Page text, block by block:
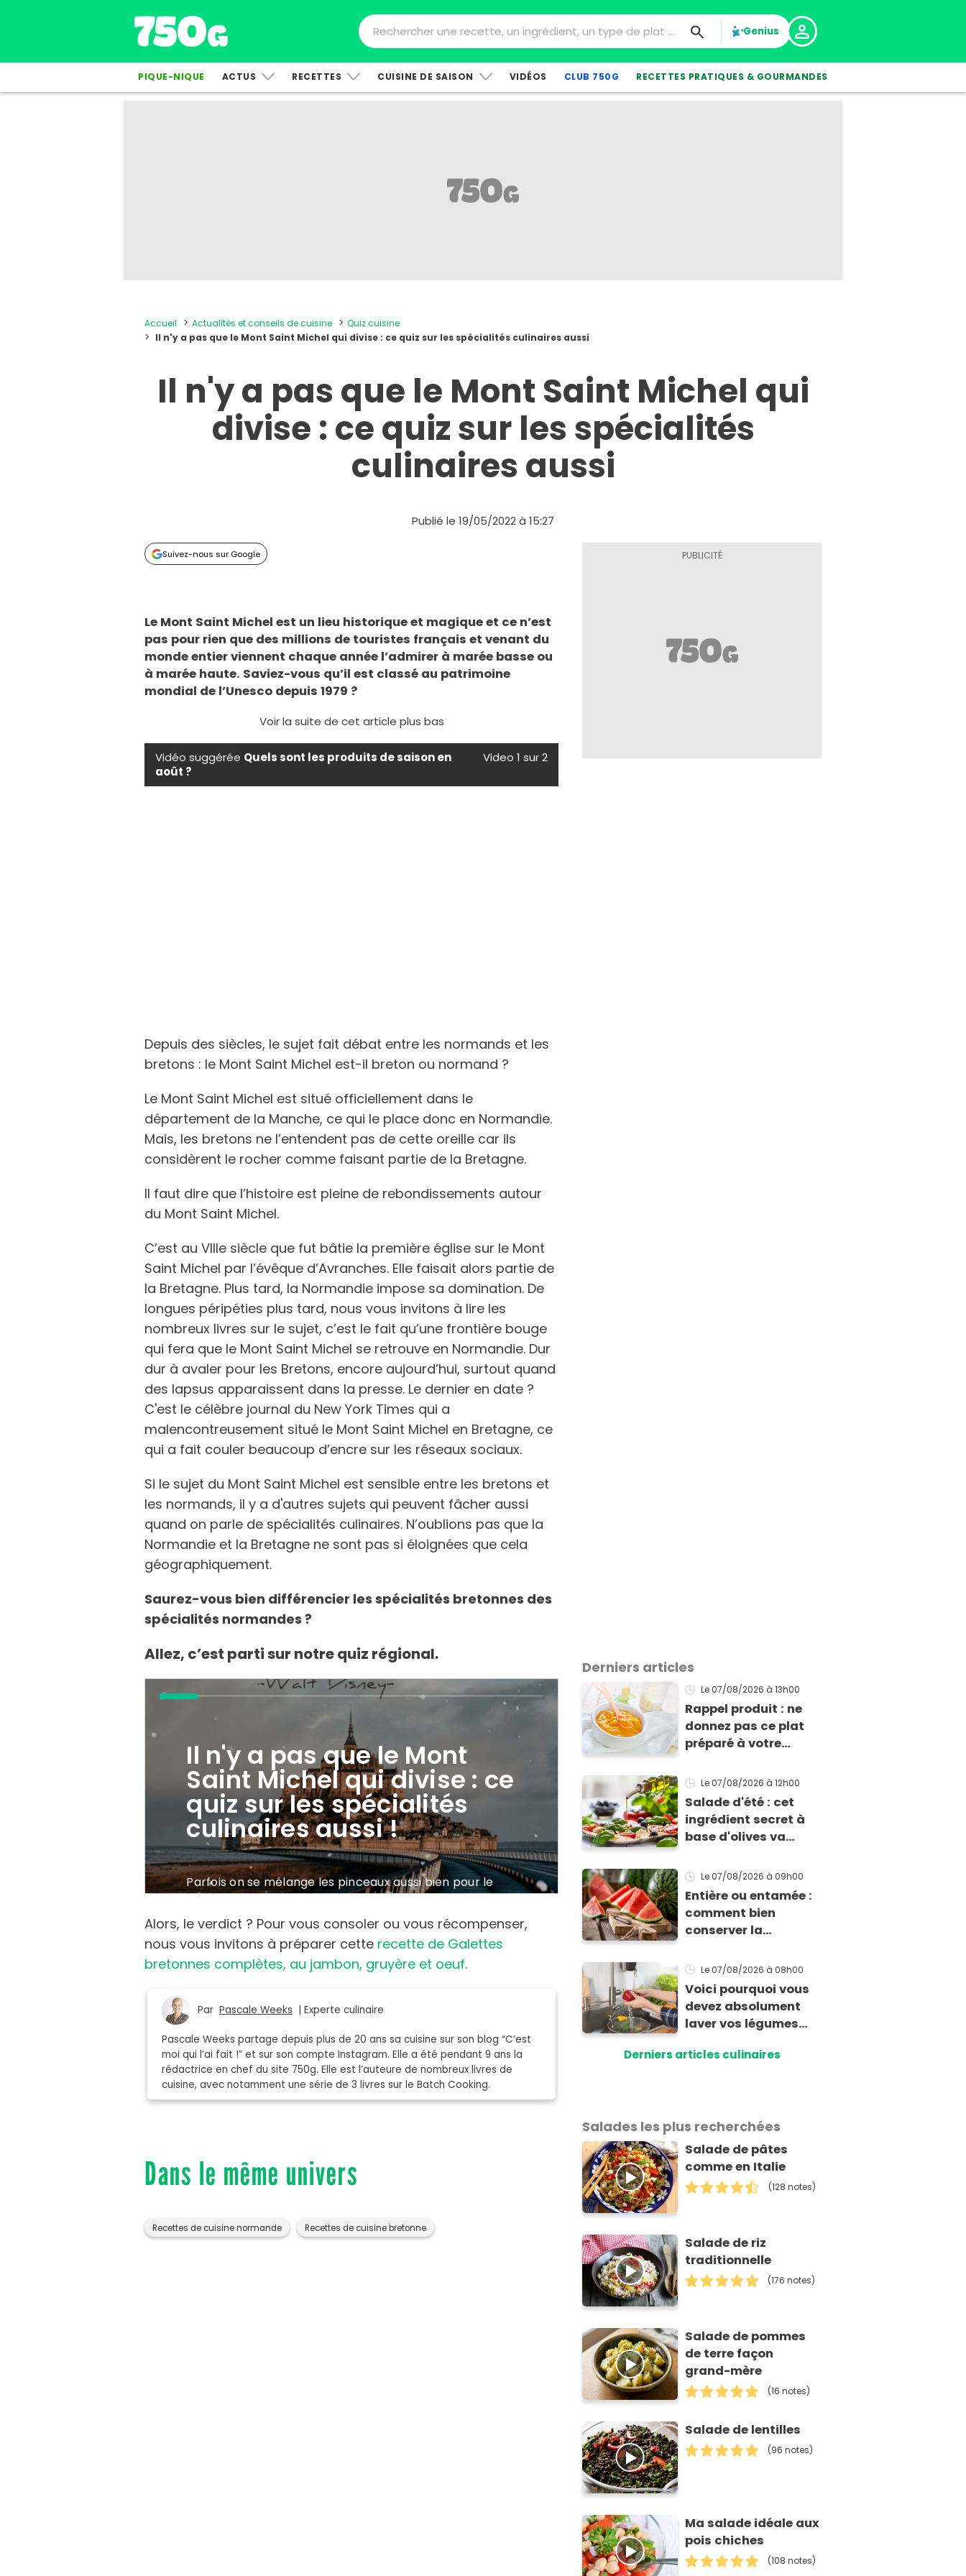
Genius
PIQUE-NIQUE ACTUS RECETTES CUISINE DE SAISON VIDÉOS CLUB 750G RECETTES PRATIQUES & GOURMANDES
Accueil Actualités et conseils de cuisine
Quiz cuisine
Il n'y a pas que le Mont Saint Michel qui divise : ce quiz sur les spécialités culinaires aussi
Il n'y a pas que le Mont Saint Michel qui
divise : ce quiz sur les spécialités
culinaires aussi
Publié le 19/05/2022 à 15:27
Suivez-nous sur Google
Le Mont Saint Michel est un lieu historique et magique et ce n’est
pas pour rien que des millions de touristes français et venant du
monde entier viennent chaque année l’admirer à marée basse ou
à marée haute. Saviez-vous qu’il est classé au patrimoine
mondial de l’Unesco depuis 1979 ?
Voir la suite de cet article plus bas
Vidéo suggérée Quels sont les produits de saison en
août ?
Video 1 sur 2
Depuis des siècles, le sujet fait débat entre les normands et les
bretons : le Mont Saint Michel est-il breton ou normand ?
Le Mont Saint Michel est situé officiellement dans le
département de la Manche, ce qui le place donc en Normandie.
Mais, les bretons ne l’entendent pas de cette oreille car ils
considèrent le rocher comme faisant partie de la Bretagne.
Il faut dire que l’histoire est pleine de rebondissements autour
du Mont Saint Michel.
C’est au VIIIe siècle que fut bâtie la première église sur le Mont
Saint Michel par l’évêque d’Avranches. Elle faisait alors partie de
la Bretagne. Plus tard, la Normandie impose sa domination. De
longues péripéties plus tard, nous vous invitons à lire les
nombreux livres sur le sujet, c’est le fait qu’une frontière bouge
qui fera que le Mont Saint Michel se retrouve en Normandie. Dur
dur à avaler pour les Bretons, encore aujourd’hui, surtout quand
des lapsus apparaissent dans la presse. Le dernier en date ?
C'est le célèbre journal du New York Times qui a
malencontreusement situé le Mont Saint Michel en Bretagne, ce
qui a fait couler beaucoup d’encre sur les réseaux sociaux.
Si le sujet du Mont Saint Michel est sensible entre les bretons et
les normands, il y a d'autres sujets qui peuvent fâcher aussi
quand on parle de spécialités culinaires. N’oublions pas que la
Normandie et la Bretagne ne sont pas si éloignées que cela
géographiquement.
Saurez-vous bien différencier les spécialités bretonnes des
spécialités normandes ?
Allez, c’est parti sur notre quiz régional.
Alors, le verdict ? Pour vous consoler ou vous récompenser,
nous vous invitons à préparer cette recette de Galettes
bretonnes complètes, au jambon, gruyère et oeuf.
ParPascale Weeks | Experte culinaire
Pascale Weeks partage depuis plus de 20 ans sa cuisine sur son blog “C’est
moi qui l’ai fait !” et sur son compte Instagram. Elle a été pendant 9 ans la
rédactrice en chef du site 750g. Elle est l’auteure de nombreux livres de
cuisine, avec notamment une série de 3 livres sur le Batch Cooking.
Dans le même univers
Recettes de cuisine normande Recettes de cuisine bretonne
Derniers articles
Le 07/08/2026 à 13h00
Rappel produit : ne
donnez pas ce plat
préparé à votre
cette allergie
Le 07/08/2026 à 12h00
Salade d'été : cet
ingrédient secret à
base d'olives va
mozza inoubliables
Le 07/08/2026 à 09h00
Entière ou entamée :
comment bien
conserver la
Le 07/08/2026 à 08h00
Voici pourquoi vous
devez absolument
laver vos légumes
experte en hygiène
Derniers articles culinaires
Salades les plus recherchées
Salade de pâtes
comme en Italie
(128 notes)
Salade de riz
traditionnelle
(176 notes)
Salade de pommes
de terre façon
grand-mère
(16 notes)
Salade de lentilles
(96 notes)
Ma salade idéale aux
pois chiches
(108 notes)